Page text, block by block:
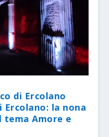
di Ercolano
la nona
tema Amore e